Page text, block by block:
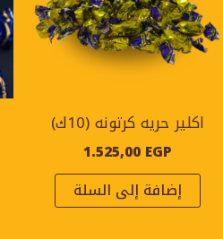
اكلير حريه كرتونه (10ك)
1.525,00 EGP
إضافة إلى السلة